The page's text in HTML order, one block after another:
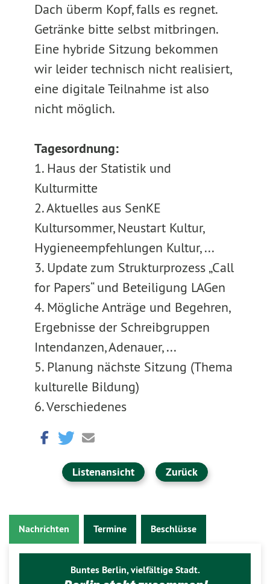
Dach überm Kopf, falls es regnet.
Getränke bitte selbst mitbringen.
Eine hybride Sitzung bekommen
wir leider technisch nicht realisiert,
eine digitale Teilnahme ist also
nicht möglich.
Tagesordnung:
1. Haus der Statistik und
Kulturmitte
2. Aktuelles aus SenKE
Kultursommer, Neustart Kultur,
Hygieneempfehlungen Kultur, ...
3. Update zum Strukturprozess „Call
for Papers“ und Beteiligung LAGen
4. Mögliche Anträge und Begehren,
Ergebnisse der Schreibgruppen
Intendanzen, Adenauer, ...
5. Planung nächste Sitzung (Thema
kulturelle Bildung)
6. Verschiedenes
Listenansicht Zurück
Nachrichten Termine Beschlüsse
Buntes Berlin, vielfältige Stadt.